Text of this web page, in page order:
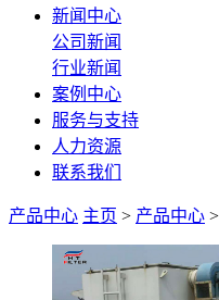
新闻中心
公司新闻
行业新闻
案例中心
服务与支持
人力资源
联系我们
产品中心 主页 > 产品中心 >